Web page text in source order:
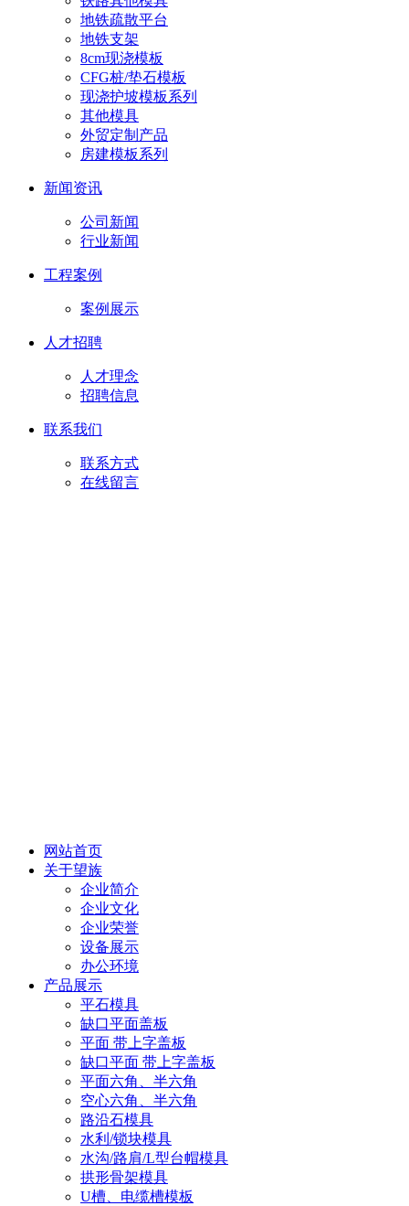
地铁疏散平台
地铁支架
8cm现浇模板
CFG桩/垫石模板
现浇护坡模板系列
其他模具
外贸定制产品
房建模板系列
新闻资讯
公司新闻
行业新闻
工程案例
案例展示
人才招聘
人才理念
招聘信息
联系我们
联系方式
在线留言
网站首页
关于望族
企业简介
企业文化
企业荣誉
设备展示
办公环境
产品展示
平石模具
缺口平面盖板
平面 带上字盖板
缺口平面 带上字盖板
平面六角、半六角
空心六角、半六角
路沿石模具
水利/锁块模具
水沟/路肩/L型台帽模具
拱形骨架模具
U槽、电缆槽模板